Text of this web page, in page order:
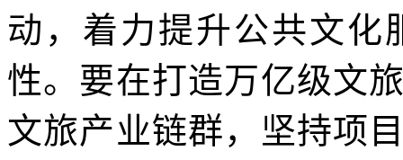
动，着力提升公共文化
性。要在打造万亿级文
文旅产业链群，坚持项